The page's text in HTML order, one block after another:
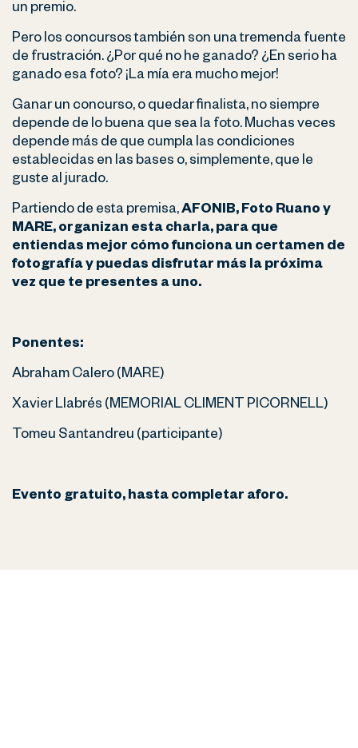
un premio.
Pero los concursos también son una tremenda fuente
de frustración. ¿Por qué no he ganado? ¿En serio ha
ganado esa foto? ¡La mía era mucho mejor!
Ganar un concurso, o quedar finalista, no siempre
depende de lo buena que sea la foto. Muchas veces
depende más de que cumpla las condiciones
establecidas en las bases o, simplemente, que le
guste al jurado.
Partiendo de esta premisa,AFONIB, Foto Ruano y
MARE, organizan esta charla, para que
entiendas mejor cómo funciona un certamen de
fotografía y puedas disfrutar más la próxima
vez que te presentes a uno.
Ponentes:
Abraham Calero (MARE)
Xavier Llabrés (MEMORIAL CLIMENT PICORNELL)
Tomeu Santandreu (participante)
Evento gratuito, hasta completar aforo.